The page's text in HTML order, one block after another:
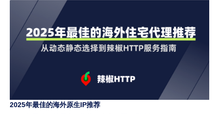
2025年最佳的海外原生IP推荐